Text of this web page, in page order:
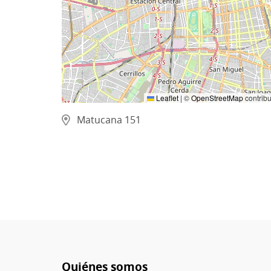
Leaflet | ©OpenStreetMap
Matucana 151
Quiénes somos